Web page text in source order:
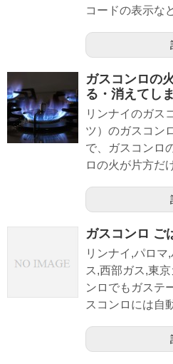
コードの表示な
ガスコンロの
る・消えてし
リンナイのガス
ツ）のガスコン
で、ガスコンロ
ロの火が片方だ
ガスコンロ ご
リンナイ,パロマ
ス,西部ガス,東
ンロでもガステ
スコンロには自